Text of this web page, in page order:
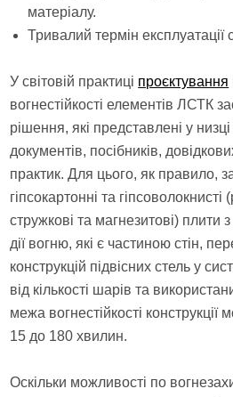
матеріалу.
Тривалий термін експлуатації
У світовій практиці проєктування
вогнестійкості елементів ЛСТК
рішення, які представлені у
документів, посібників,
практик. Для цього, як правило,
гіпсокартонні та
стружкові та магнезитові)
дії вогню, які є частиною стін,
конструкцій підвісних стель у
від кількості шарів та
межа вогнестійкості конструкції
15 до 180 хвилин.
Оскільки можливості по